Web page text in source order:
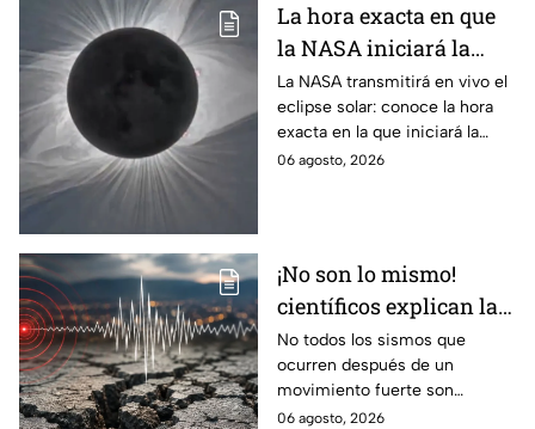
La hora exacta en que
la NASA iniciará la
transmisión en vivo
del eclipse solar
La NASA transmitirá en vivo el
eclipse solar: conoce la hora
exacta en la que iniciará la
cobertura para no perderte de
06 agosto, 2026
¡No son lo mismo!
científicos explican las
diferencias entre
enjambre sísmico y
réplicas
No todos los sismos que
ocurren después de un
movimiento fuerte son
réplicas. Científicos explican
06 agosto, 2026